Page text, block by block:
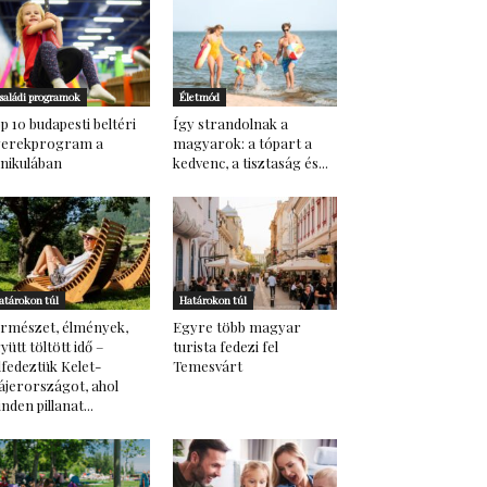
programok
10 budapesti beltéri
a
Életmód
Így strandolnak a
magyarok: a tópart a
kedvenc, a tisztaság és...
túl
élmények,
töltött idő –
Kelet-
ahol
pillanat...
Határokon túl
Egyre több magyar
turista fedezi fel
Temesvárt